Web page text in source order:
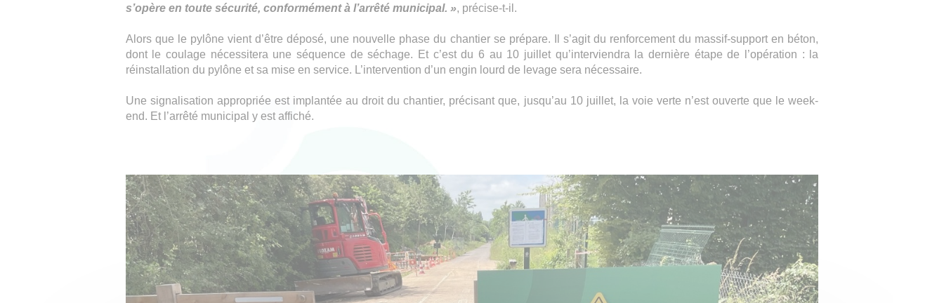
s’opère en toute sécurité, conformément à l’arrêté municipal. », précise-t-il.
Alors que le pylône vient d’être déposé, une nouvelle phase du chantier se prépare. Il s’agit du renforcement du massif-support en béton,
dont le coulage nécessitera une séquence de séchage. Et c’est du 6 au 10 juillet qu’interviendra la dernière étape de l’opération : la
réinstallation du pylône et sa mise en service. L’intervention d’un engin lourd de levage sera nécessaire.
Une signalisation appropriée est implantée au droit du chantier, précisant que, jusqu’au 10 juillet, la voie verte n’est ouverte que le week-
end. Et l’arrêté municipal y est affiché.